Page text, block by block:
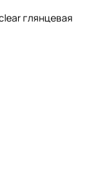
глянцевая